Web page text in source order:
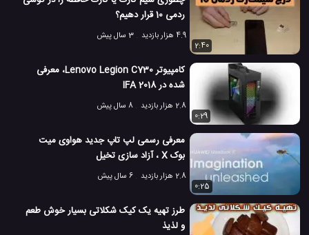
ردمی 10 قرار دهیم؟
4.9 هزار بازدید
3 سال پیش
2:40
کامپیوتر Lenovo Legion C730، معرفی
شده در IFA 2018
2.8 هزار بازدید
8 سال پیش
0:29
معرفی رسمی لپ تاپ جدید هواوی میت
بوک X ، آزاد سازی تخیل
2.8 هزار بازدید
6 سال پیش
0:25
طرز تهیه یک کیک شکلاتی بسیار خوش طعم
و لذیذ